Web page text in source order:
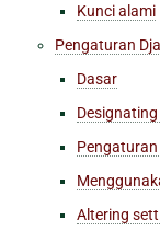
Kunci alami
Pengaturan
Dasar
Altering